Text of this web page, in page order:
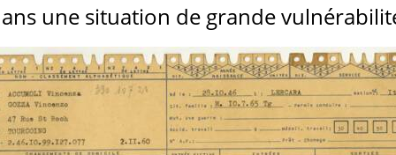
une situation de grande